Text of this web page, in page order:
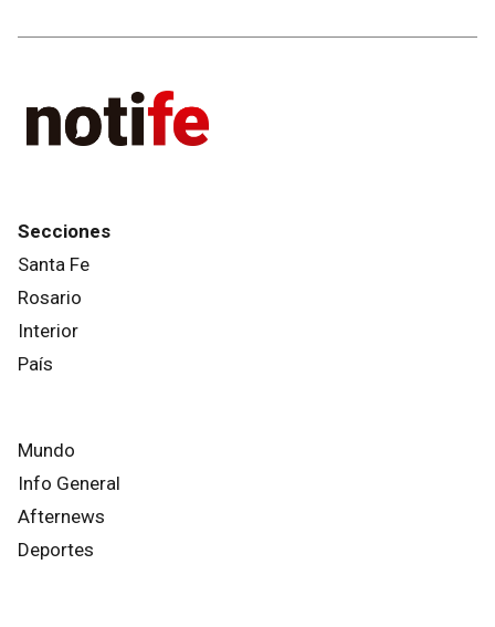
Secciones
Santa Fe
Rosario
Interior
País
Mundo
Info General
Afternews
Deportes